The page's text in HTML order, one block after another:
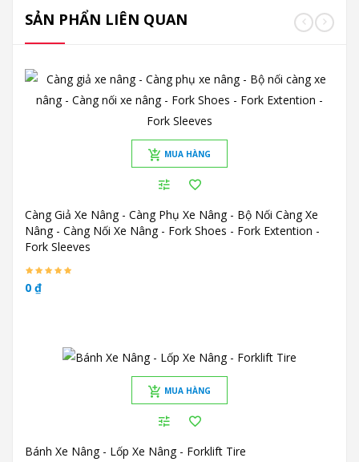
SẢN PHẨN LIÊN QUAN
MUA HÀNG
Càng Giả Xe Nâng - Càng Phụ Xe Nâng - Bộ Nối Càng Xe
Nâng - Càng Nối Xe Nâng - Fork Shoes - Fork Extention -
Fork Sleeves
0 ₫
MUA HÀNG
Bánh Xe Nâng - Lốp Xe Nâng - Forklift Tire